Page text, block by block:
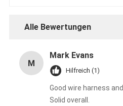
Alle Bewertungen
M
Mark Evans
Hilfreich (1)
Good wire harness
Solid overall.